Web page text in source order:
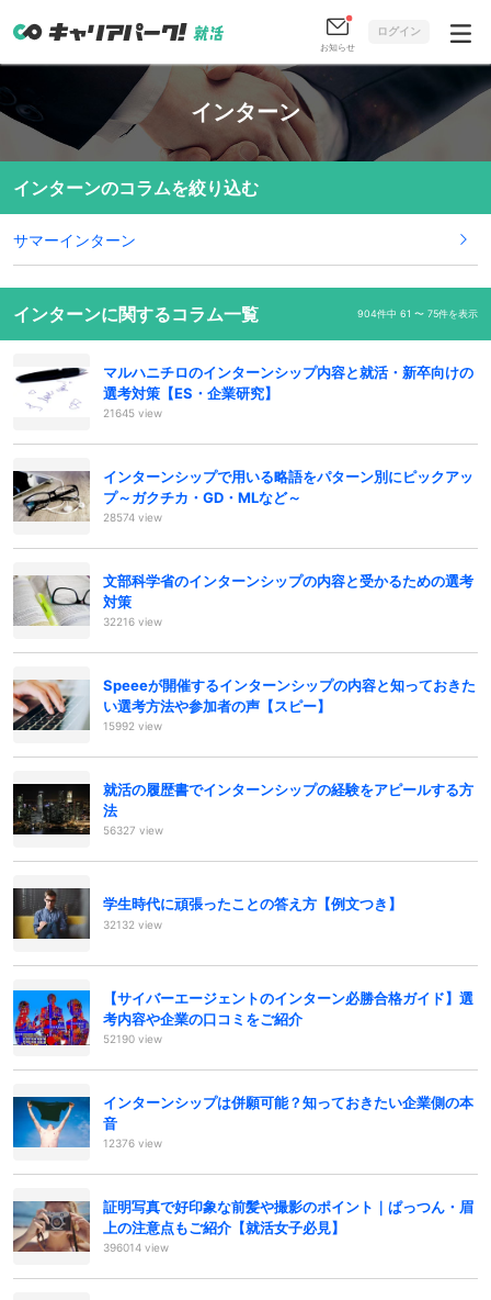
お知らせ
ログイン
インターン
インターンのコラムを絞り込む
サマーインターン
インターンに関するコラム一覧 904件中 61 〜 75件を表示
マルハニチロのインターンシップ内容と就活・新卒向けの
選考対策【ES・企業研究】
21645 view
インターンシップで用いる略語をパターン別にピックアッ
プ～ガクチカ・GD・MLなど～
28574 view
文部科学省のインターンシップの内容と受かるための選考
対策
32216 view
Speeeが開催するインターンシップの内容と知っておきた
い選考方法や参加者の声【スピー】
15992 view
就活の履歴書でインターンシップの経験をアピールする方
法
56327 view
学生時代に頑張ったことの答え方【例文つき】
32132 view
【サイバーエージェントのインターン必勝合格ガイド】選
考内容や企業の口コミをご紹介
52190 view
インターンシップは併願可能？知っておきたい企業側の本
音
12376 view
証明写真で好印象な前髪や撮影のポイント｜ぱっつん・眉
上の注意点もご紹介【就活女子必見】
396014 view